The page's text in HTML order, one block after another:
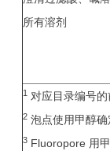
所有溶剂
1对应目录编号的
2泡点使用甲醇确
3Fluoropore 用